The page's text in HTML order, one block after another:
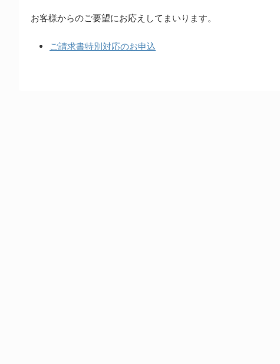
お客様からのご要望にお応えしてまいります。
ご請求書特別対応のお申込